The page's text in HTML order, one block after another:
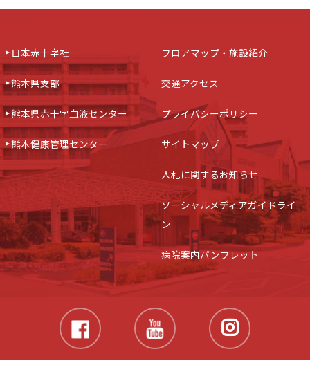
日本赤十字社
熊本県支部
熊本県赤十字血液センター
熊本健康管理センター
フロアマップ・施設紹介
交通アクセス
プライバシーポリシー
サイトマップ
入札に関するお知らせ
ソーシャルメディアガイドライ
ン
病院案内パンフレット